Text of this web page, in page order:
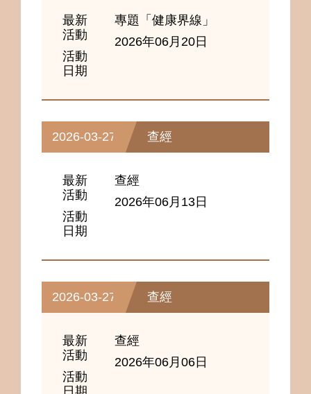
最新
活動
活動
日期
專題「健康界線」
2026年06月20日
2026-03-27 查經
最新
活動
活動
日期
查經
2026年06月13日
2026-03-27 查經
最新
活動
活動
查經
2026年06月06日